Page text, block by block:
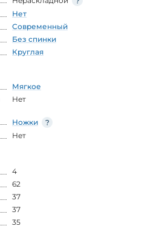
Нет
Современный
Без спинки
Круглая
Мягкое
Нет
Ножки
Нет
4
62
37
37
35